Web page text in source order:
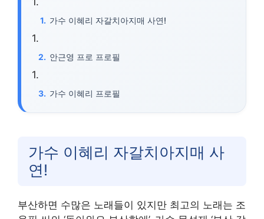
가수 이혜리 자갈치아지매 사연!
안근영 프로 프로필
가수 이혜리 프로필
가수 이혜리 자갈치아지매 사
연!
부산하면 수많은 노래들이 있지만 최고의 노래는 조